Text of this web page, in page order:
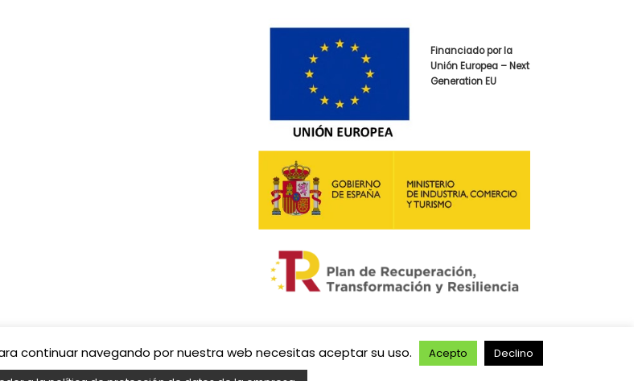
Financiado por la
Unión Europea – Next
Generation EU
continuar navegando por nuestra web necesitas aceptar su uso. Acepto
Declino